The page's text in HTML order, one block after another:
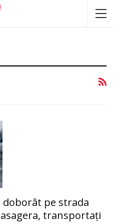
doborât pe strada
transportați